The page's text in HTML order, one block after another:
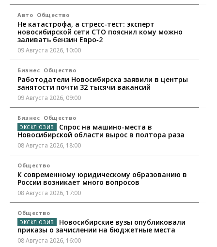
Авто Общество
Не катастрофа, а стресс-тест: эксперт
новосибирской сети СТО пояснил кому можно
заливать бензин Евро‑2
09 Августа 2026, 10:00
Бизнес Общество
Работодатели Новосибирска заявили в центры
занятости почти 32 тысячи вакансий
09 Августа 2026, 09:00
Бизнес Общество
Спрос на машино-места в
Новосибирской области вырос в полтора раза
08 Августа 2026, 18:00
Общество
К современному юридическому образованию в
России возникает много вопросов
08 Августа 2026, 17:00
Общество
Новосибирские вузы опубликовали
приказы о зачислении на бюджетные места
08 Августа 2026, 16:00